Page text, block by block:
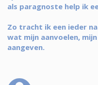
als paragnoste help ik
Zo tracht ik een ieder
wat mijn aanvoelen,
aangeven.